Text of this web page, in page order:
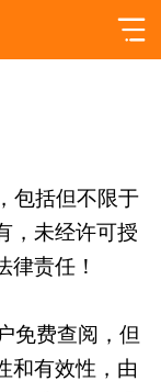
包括但不限于
，未经许可授
律责任！
费查阅，但
和有效性，由